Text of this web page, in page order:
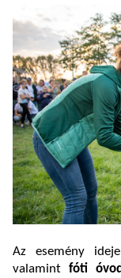
Az esemény
valamint fóti